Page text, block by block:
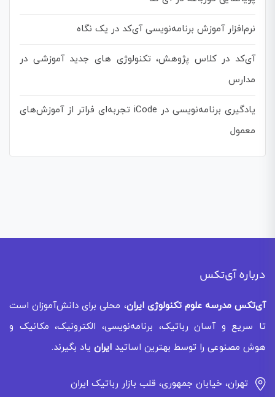
نرم‌افزار آموزش برنامه‌نویسی آی‌کد در یک نگاه
آی‌کد در کلاس پژوهش، تکنولوژی های جدید آموزشی در
مدارس
یادگیری برنامه‌نویسی در iCode تجربه‌ای فراتر از آموزش‌های
معمول
درباره آی‌تکس
آی‌تکس مدرسه علوم تکنولوژی ایران، محلی برای دانش‌آموزان است
تا سریع و آسان رباتیک، برنامه‌نویسی، الکترونیک، مکانیک و
هوش مصنوعی را توسط بهترین اساتید ایران یاد بگیرند.
تهران، خیابان جمهوری، قلب بازار رباتیک ایران